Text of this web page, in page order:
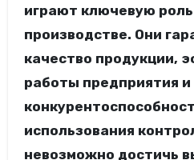
играют ключевую
производстве. Они
качество продукции,
работы предприятия и
использования
невозможно достичь